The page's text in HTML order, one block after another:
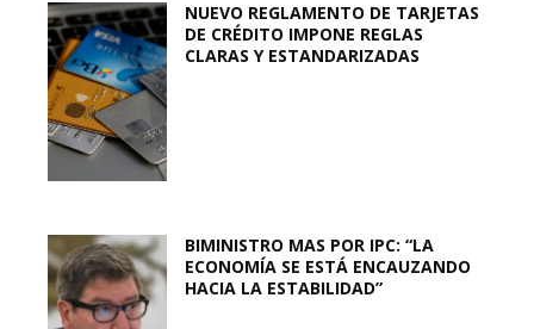
NUEVO REGLAMENTO DE TARJETAS
DE CRÉDITO IMPONE REGLAS
CLARAS Y ESTANDARIZADAS
BIMINISTRO MAS POR IPC: “LA
ECONOMÍA SE ESTÁ ENCAUZANDO
HACIA LA ESTABILIDAD”